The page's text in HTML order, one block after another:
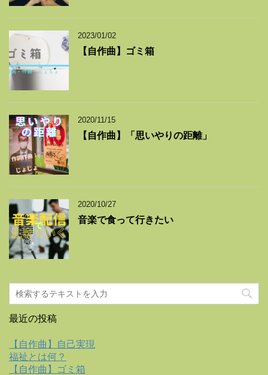
2023/01/02
【自作曲】ゴミ箱
2020/11/15
【自作曲】「思いやりの距離」
2020/10/27
音楽で食って行きたい
最近の投稿
【自作曲】自己実現
福祉とは何？
【自作曲】ゴミ箱